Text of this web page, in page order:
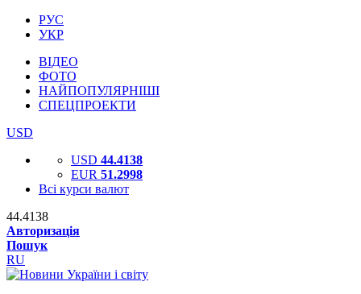
РУС
УКР
ВІДЕО
ФОТО
НАЙПОПУЛЯРНІШІ
СПЕЦПРОЕКТИ
USD
USD 44.4138
EUR 51.2998
Всі курси валют
44.4138
Авторизація
Пошук
RU